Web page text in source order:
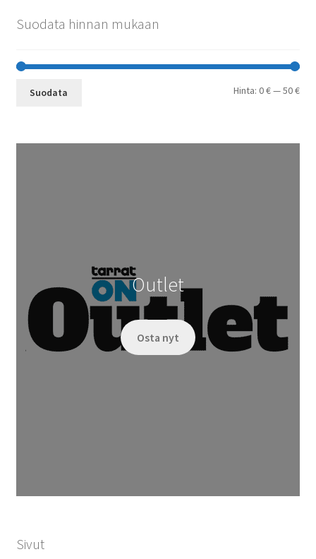
Suodata hinnan mukaan
Suodata Hinta:0 €—50 €
Outlet
Osta nyt
Sivut